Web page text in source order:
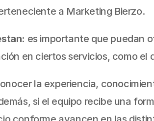
a Marketing Bierzo.
es importante que puedan
en ciertos servicios, como
la experiencia,
si el equipo recibe una